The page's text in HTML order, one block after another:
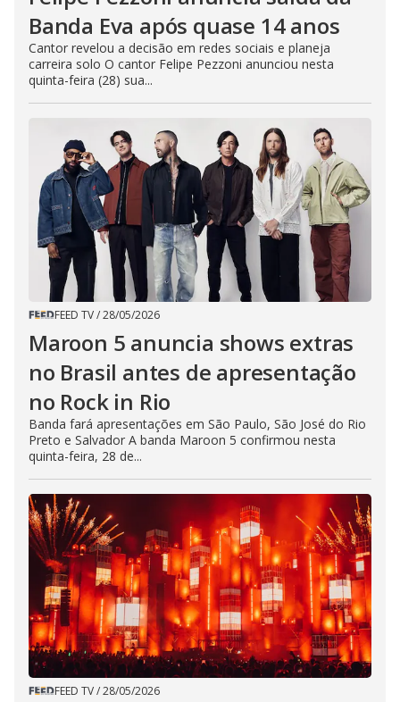
Banda Eva após quase 14 anos
Cantor revelou a decisão em redes sociais e planeja
carreira solo O cantor Felipe Pezzoni anunciou nesta
quinta-feira (28) sua...
FEED TV/28/05/2026
Maroon 5 anuncia shows extras
no Brasil antes de apresentação
no Rock in Rio
Banda fará apresentações em São Paulo, São José do Rio
Preto e Salvador A banda Maroon 5 confirmou nesta
quinta-feira, 28 de...
FEED TV/28/05/2026